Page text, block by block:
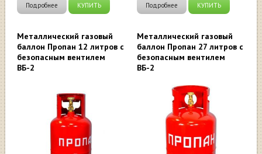
Подробнее КУПИТЬ Подробнее КУПИТЬ
Металлический газовый
баллон Пропан 12 литров с
безопасным вентилем
ВБ-2
Металлический газовый
баллон Пропан 27 литров с
безопасным вентилем
ВБ-2